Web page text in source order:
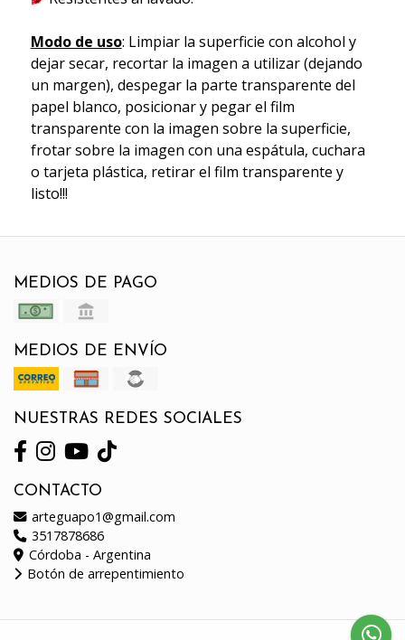
Modo de uso: Limpiar la superficie con alcohol y
dejar secar, recortar la imagen a utilizar (dejando
un margen), despegar la parte transparente del
papel blanco, posicionar y pegar el film
transparente con la imagen sobre la superficie,
frotar sobre la imagen con una espátula, cuchara
o tarjeta plástica, retirar el film transparente y
listo!!!
MEDIOS DE PAGO
MEDIOS DE ENVÍO
NUESTRAS REDES SOCIALES
CONTACTO
arteguapo1@gmail.com
3517878686
Córdoba - Argentina
Botón de arrepentimiento